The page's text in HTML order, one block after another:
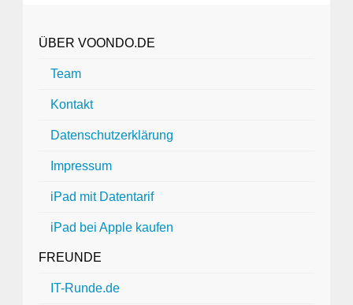
ÜBER VOONDO.DE
Team
Kontakt
Datenschutzerklärung
Impressum
iPad mit Datentarif
iPad bei Apple kaufen
FREUNDE
IT-Runde.de